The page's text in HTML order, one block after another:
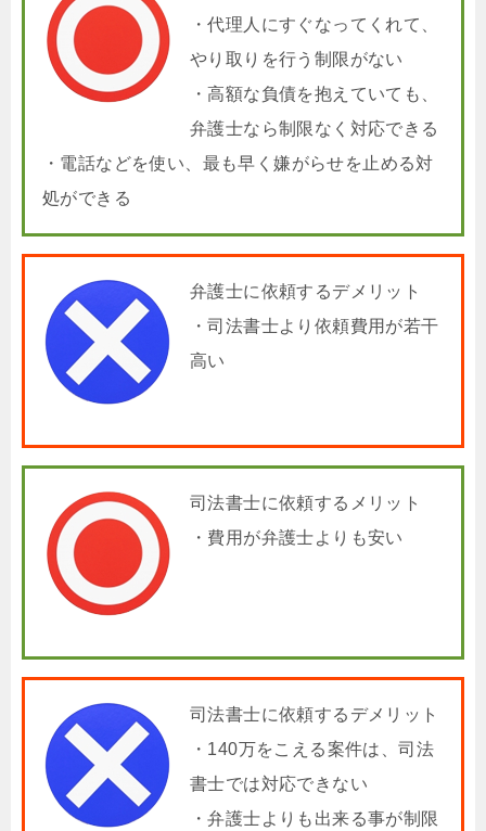
・代理人にすぐなってくれて、
やり取りを行う制限がない
・高額な負債を抱えていても、
弁護士なら制限なく対応できる
・電話などを使い、最も早く嫌がらせを止める対
処ができる
弁護士に依頼するデメリット
・司法書士より依頼費用が若干
高い
司法書士に依頼するメリット
・費用が弁護士よりも安い
司法書士に依頼するデメリット
・140万をこえる案件は、司法
書士では対応できない
・弁護士よりも出来る事が制限